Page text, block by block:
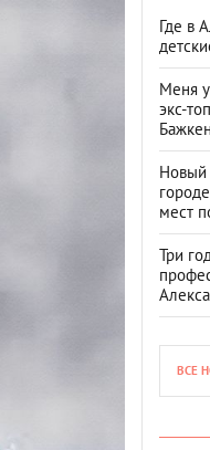
Где в
Меня
экс-
Новый
мест
Три
ВСЕ